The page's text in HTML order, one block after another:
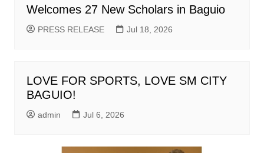
Welcomes 27 New Scholars in Baguio
PRESS RELEASE Jul 18, 2026
LOVE FOR SPORTS, LOVE SM CITY
BAGUIO!
admin Jul 6, 2026